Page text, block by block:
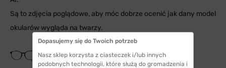
Są to zdjęcia poglądowe, aby móc dobrze ocenić jak dany model
okularów wygląda na twarzy.
Wysokość soczewki
39 mm
Dopasujemy się do Twoich potrzeb
Nasz sklep korzysta z ciasteczek i/lub innych
podobnych technologii, które służą do gromadzenia i